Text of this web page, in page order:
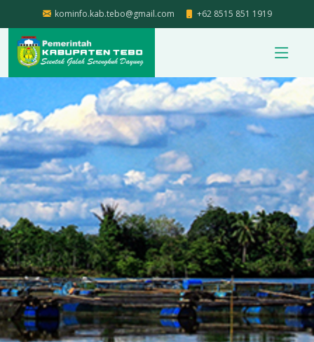
kominfo.kab.tebo@gmail.com +62 8515 851 1919